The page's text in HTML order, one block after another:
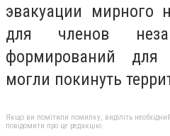
эвакуации мирного
для членов
формирований
могли покинуть
Якщо ви помітили помилку, виділіть
повідомити про це редакцію